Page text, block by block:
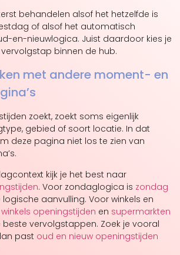
behandelen alsof het hetzelfde is
of alsof het automatisch
en-nieuwlogica. Juist daardoor kies je
binnen de hub.
met andere moment- en
zoekt, zoekt soms eigenlijk
gebied of soort locatie. In dat
deze pagina niet los te zien van
kijk je het best naar
. Voor zondaglogica is zondag
logische aanvulling. Voor winkels en
winkels openingstijden en supermarkten
beste vervolgstappen. Zoek je vooral
past oud en nieuw openingstijden